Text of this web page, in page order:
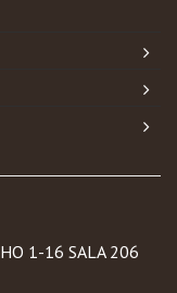
1-16 SALA 206